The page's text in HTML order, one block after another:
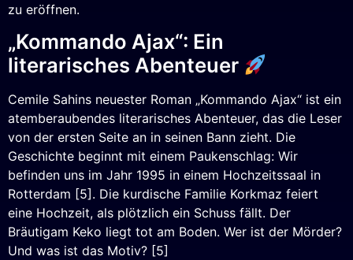
zu eröffnen.
„Kommando Ajax“: Ein
literarisches Abenteuer
Cemile Sahins neuester Roman „Kommando Ajax“ ist ein
atemberaubendes literarisches Abenteuer, das die Leser
von der ersten Seite an in seinen Bann zieht. Die
Geschichte beginnt mit einem Paukenschlag: Wir
befinden uns im Jahr 1995 in einem Hochzeitssaal in
Rotterdam [5]. Die kurdische Familie Korkmaz feiert
eine Hochzeit, als plötzlich ein Schuss fällt. Der
Bräutigam Keko liegt tot am Boden. Wer ist der Mörder?
Und was ist das Motiv? [5]